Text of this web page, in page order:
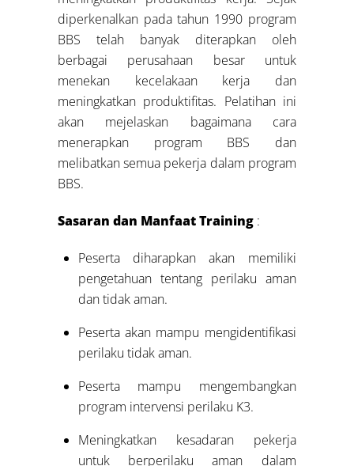
diperkenalkan pada tahun 1990 program
BBS telah banyak diterapkan oleh
berbagai perusahaan besar untuk
menekan kecelakaan kerja dan
meningkatkan produktifitas. Pelatihan ini
akan mejelaskan bagaimana cara
menerapkan program BBS dan
melibatkan semua pekerja dalam program
BBS.
Sasaran dan Manfaat Training :
Peserta diharapkan akan memiliki
pengetahuan tentang perilaku aman
dan tidak aman.
Peserta akan mampu mengidentifikasi
perilaku tidak aman.
Peserta mampu mengembangkan
program intervensi perilaku K3.
Meningkatkan kesadaran pekerja
untuk berperilaku aman dalam